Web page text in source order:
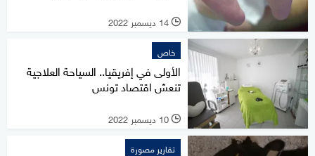
l 14 ديسمبر 2022
خاص
الأولى في إفريقيا.. السياحة العلاجية
تنعش اقتصاد تونس
l 10 ديسمبر 2022
تقارير مصورة